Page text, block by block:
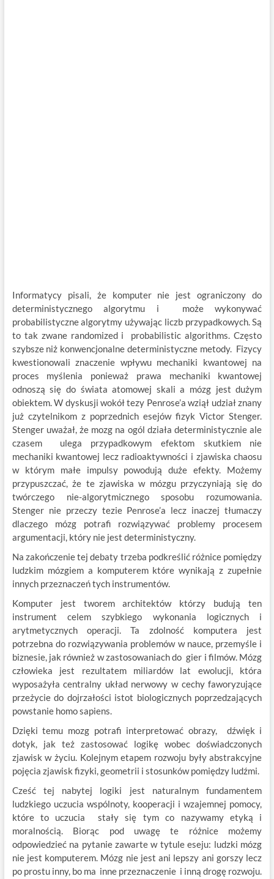
Informatycy pisali, że komputer nie jest ograniczony do
deterministycznego algorytmu i może wykonywać
probabilistyczne algorytmy używając liczb przypadkowych. Są
to tak zwane randomized i probabilistic algorithms. Często
szybsze niż konwencjonalne deterministyczne metody. Fizycy
kwestionowali znaczenie wpływu mechaniki kwantowej na
proces myślenia ponieważ prawa mechaniki kwantowej
odnoszą się do świata atomowej skali a mózg jest dużym
obiektem. W dyskusji wokół tezy Penrose’a wziął udział znany
już czytelnikom z poprzednich esejów fizyk Victor Stenger.
Stenger uważał, że mozg na ogól działa deterministycznie ale
czasem ulega przypadkowym efektom skutkiem nie
mechaniki kwantowej lecz radioaktywności i zjawiska chaosu
w którym małe impulsy powodują duże efekty. Możemy
przypuszczać, że te zjawiska w mózgu przyczyniają się do
twórczego nie-algorytmicznego sposobu rozumowania.
Stenger nie przeczy tezie Penrose’a lecz inaczej tłumaczy
dlaczego mózg potrafi rozwiązywać problemy procesem
argumentacji, który nie jest deterministyczny.
Na zakończenie tej debaty trzeba podkreślić różnice pomiędzy
ludzkim mózgiem a komputerem które wynikają z zupełnie
innych przeznaczeń tych instrumentów.
Komputer jest tworem architektów którzy budują ten
instrument celem szybkiego wykonania logicznych i
arytmetycznych operacji. Ta zdolność komputera jest
potrzebna do rozwiązywania problemów w nauce, przemyśle i
biznesie, jak również w zastosowaniach do gier i filmów. Mózg
człowieka jest rezultatem miliardów lat ewolucji, która
wyposażyła centralny układ nerwowy w cechy faworyzujące
przeżycie do dojrzałości istot biologicznych poprzedzających
powstanie homo sapiens.
Dzięki temu mozg potrafi interpretować obrazy, dźwięk i
dotyk, jak też zastosować logikę wobec doświadczonych
zjawisk w życiu. Kolejnym etapem rozwoju były abstrakcyjne
pojęcia zjawisk fizyki, geometrii i stosunków pomiędzy ludźmi.
Cześć tej nabytej logiki jest naturalnym fundamentem
ludzkiego uczucia wspólnoty, kooperacji i wzajemnej pomocy,
które to uczucia stały się tym co nazywamy etyką i
moralnością. Biorąc pod uwagę te różnice możemy
odpowiedzieć na pytanie zawarte w tytule eseju: ludzki mózg
nie jest komputerem. Mózg nie jest ani lepszy ani gorszy lecz
po prostu inny, bo ma inne przeznaczenie i inną drogę rozwoju.